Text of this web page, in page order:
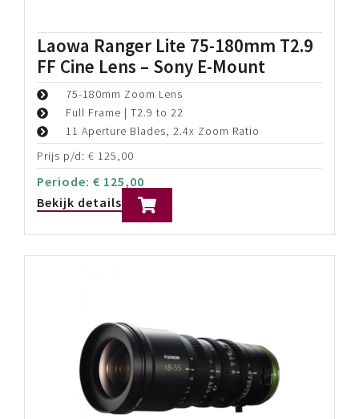
Laowa Ranger Lite 75-180mm T2.9
FF Cine Lens – Sony E-Mount
75-180mm Zoom Lens
Full Frame | T2.9 to 22
11 Aperture Blades, 2.4x Zoom Ratio
Prijs p/d: € 125,00
Periode: € 125,00
Bekijk details